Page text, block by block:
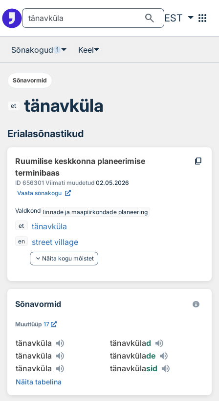
search EST apps
Sõnakogud 1 Keel
Sõnavormid
et tänavküla
Erialasõnastikud
Ruumilise keskkonna planeerimise
terminibaas
content_copy
ID 656301 Viimati muudetud 02.05.2026
Vaata sõnakogu
Valdkond linnade ja maapiirkondade planeering
et
tänavküla
en
street village
keyboard_arrow_down Näita kogu mõistet
Sõnavormid
Muuttüüp 17
tänavküla tänavkülad
tänavküla
tänavkülade
tänavküla
tänavkülasid
Näita tabelina